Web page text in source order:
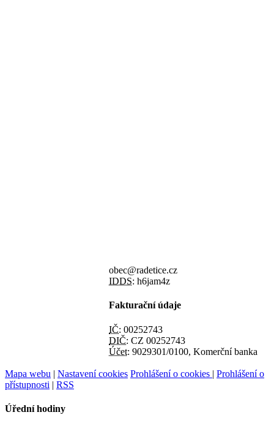
obec@radetice.cz
IDDS: h6jam4z
Fakturační údaje
IČ: 00252743
DIČ: CZ 00252743
Účet: 9029301/0100, Komerční banka
Mapa webu | Nastavení cookies Prohlášení o cookies | Prohlášení o
přístupnosti | RSS
Úřední hodiny